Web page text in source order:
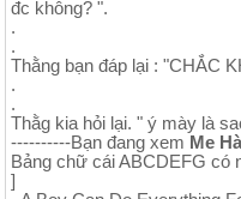
đc không? ".
.
.
Thằng bạn đáp lại : "CHẮC
.
.
Thằg kia hỏi lại. " ý mày là
----------Bạn đang xem Me
Bảng chữ cái ABCDEFG có
]